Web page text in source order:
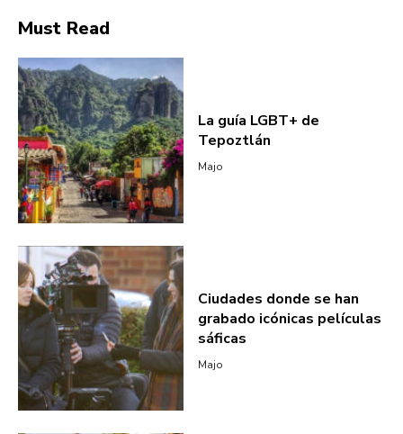
Must Read
La guía LGBT+ de
Tepoztlán
Majo
Ciudades donde se han
grabado icónicas películas
sáficas
Majo